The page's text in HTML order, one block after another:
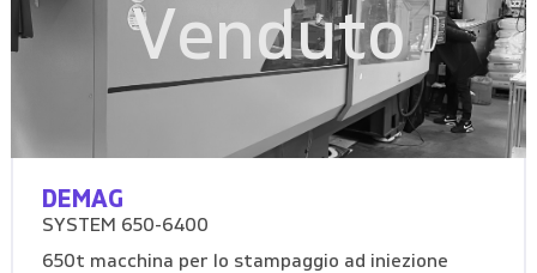
Venduto
DEMAG
SYSTEM 650-6400
650t macchina per lo stampaggio ad iniezione